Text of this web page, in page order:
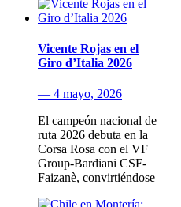
Vicente Rojas en el
Giro d’Italia 2026
— 4 mayo, 2026
El campeón nacional de
ruta 2026 debuta en la
Corsa Rosa con el VF
Group-Bardiani CSF-
Faizanè, convirtiéndose